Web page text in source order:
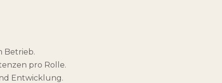
Betrieb.
pro Rolle.
Entwicklung.